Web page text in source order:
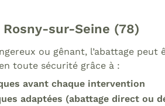
sur-Seine (78)
ou gênant, l’abattage
toute sécurité grâce à :
avant chaque intervention
adaptées (abattage direct ou